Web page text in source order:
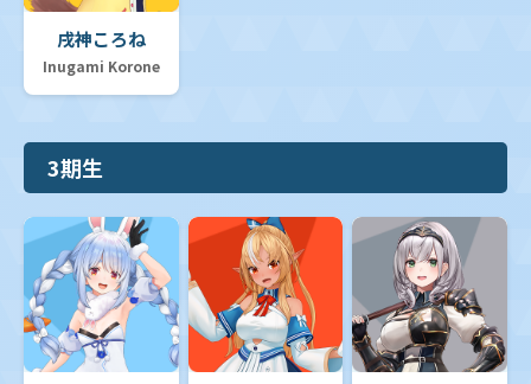
戌神ころね
Inugami Korone
3期生